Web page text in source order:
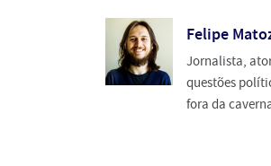
Felipe
Jornalista,
questões
fora da